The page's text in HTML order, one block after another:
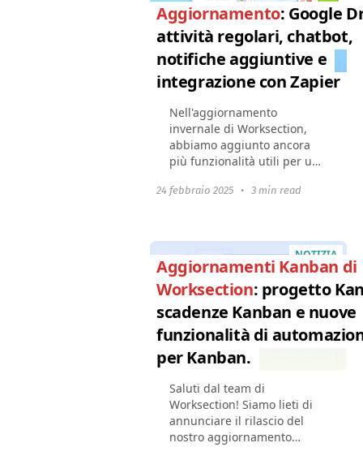
Aggiornamento: Google
attività regolari, chatbot,
notifiche aggiuntive e
integrazione con Zapier
Nell'aggiornamento
invernale di Worksection,
abbiamo aggiunto ancora
più funzionalità utili per un
l'automazione dei processi:
regolari...
24 febbraio 2025 • 3 min read
NOTIZIA
Aggiornamenti Kanban di
Worksection: progetto
scadenze Kanban e nuove
funzionalità di
per Kanban.
Saluti dal team di
Worksection! Siamo lieti di
annunciare il rilascio del
nostro aggiornamento